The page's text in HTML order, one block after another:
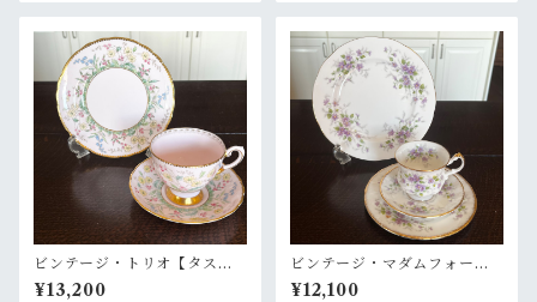
ビンテージ・トリオ【タスカ
ン】英国製
¥13,200
ビンテージ・マダムフォー
【パラゴン】
¥12,100